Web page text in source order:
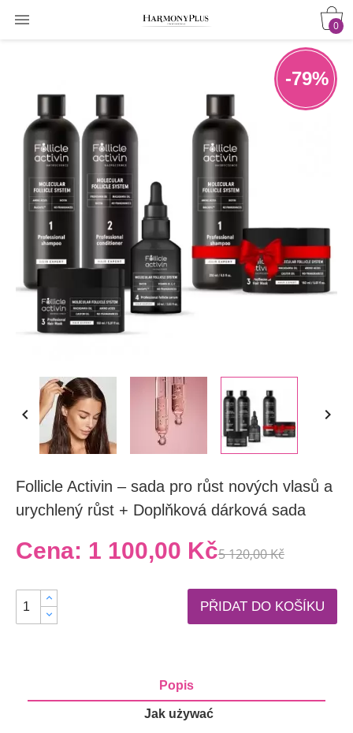
 0
-79%
 
Follicle Activin – sada pro růst nových vlasů a
urychlený růst + Doplňková dárková sada
Cena: 1 100,00 Kč5 120,00 Kč
PŘIDAT DO KOŠÍKU
Popis
Jak używać